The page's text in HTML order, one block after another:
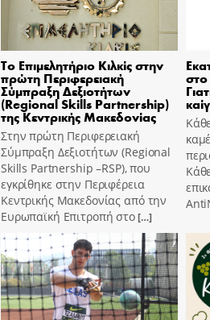
Το Επιμελητήριο Κιλκίς στην
πρώτη Περιφερειακή
Σύμπραξη Δεξιοτήτων
(Regional Skills Partnership)
της Κεντρικής Μακεδονίας
Στην πρώτη Περιφερειακή
Σύμπραξη Δεξιοτήτων (Regional
Skills Partnership –RSP), που
εγκρίθηκε στην Περιφέρεια
Κεντρικής Μακεδονίας από την
Ευρωπαϊκή Επιτροπή στο[…]